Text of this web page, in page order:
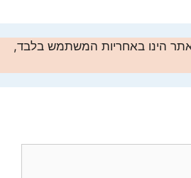
הינו באחריות המשתמש בלבד,